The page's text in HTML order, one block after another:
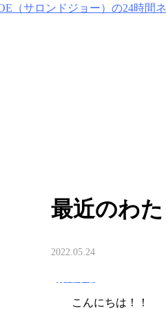
最近のわ
2022.05.24
こんにちは！！